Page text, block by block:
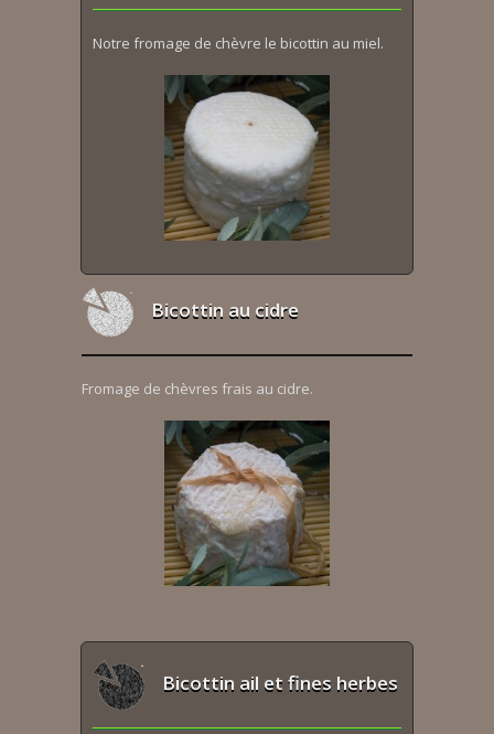
Notre fromage de chèvre le bicottin au miel.
Bicottin au cidre
Fromage de chèvres frais au cidre.
Bicottin ail et fines herbes